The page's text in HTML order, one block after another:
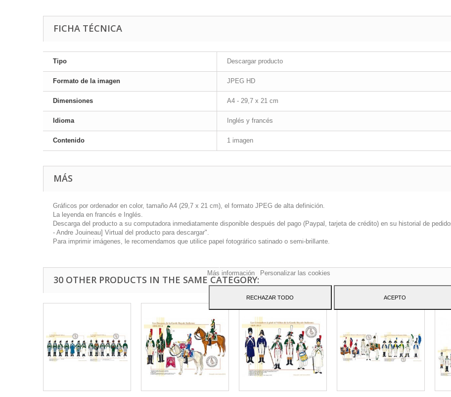
FICHA TÉCNICA
Tipo Descargar producto
Formato de la imagen JPEG HD
Dimensiones A4 - 29,7 x 21 cm
Idioma Inglés y francés
Contenido 1 imagen
MÁS
Gráficos por ordenador en color, tamaño A4 (29,7 x 21 cm), el formato JPEG de alta definición.
La leyenda en francés e Inglés.
Descarga del producto a su computadora inmediatamente disponible después del pago (Paypal, tarjeta de crédito) en su historial de
- Andre Jouineau] Virtual del producto para descargar".
Para imprimir imágenes, le recomendamos que utilice papel fotográfico satinado o semi-brillante.
30 OTHER PRODUCTS IN THE SAME CATEGORY:
Este sitio web utiliza cookies propias y de terceros para mejorar nuestros servicios y
mostrarle publicidad relacionada con sus preferencias mediante el análisis de sus
Más información
Personalizar las cookies
RECHAZAR TODO ACEPTO